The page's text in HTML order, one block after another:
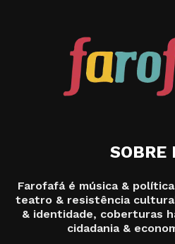
SOBRE
Farofafá é música &
teatro & resistência
& identidade, coberturas
cidadania &